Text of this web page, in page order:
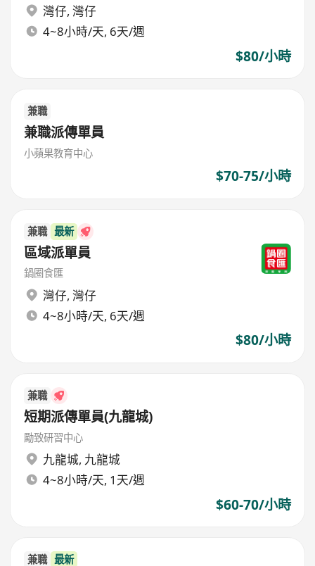
灣仔, 灣仔
4~8小時/天, 6天/週
$80/小時
兼職
兼職派傳單員
小蘋果教育中心
$70-75/小時
兼職 最新
區域派單員
鍋圈食匯
灣仔, 灣仔
4~8小時/天, 6天/週
$80/小時
兼職
短期派傳單員(九龍城)
勵致研習中心
九龍城, 九龍城
4~8小時/天, 1天/週
$60-70/小時
兼職 最新